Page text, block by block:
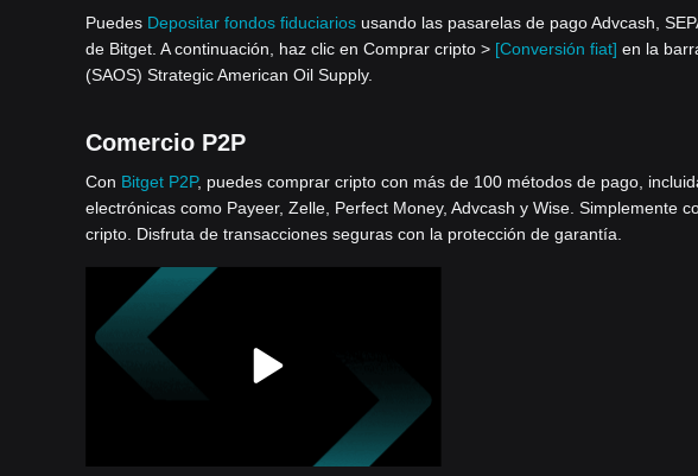
Puedes Depositar fondos fiduciarios usando las pasarelas de pago Advcash,
de Bitget. A continuación, haz clic en Comprar cripto > [Conversión fiat] en la
(SAOS) Strategic American Oil Supply.
Comercio P2P
Con Bitget P2P, puedes comprar cripto con más de 100 métodos de pago,
electrónicas como Payeer, Zelle, Perfect Money, Advcash y Wise. Simplemente
cripto. Disfruta de transacciones seguras con la protección de garantía.